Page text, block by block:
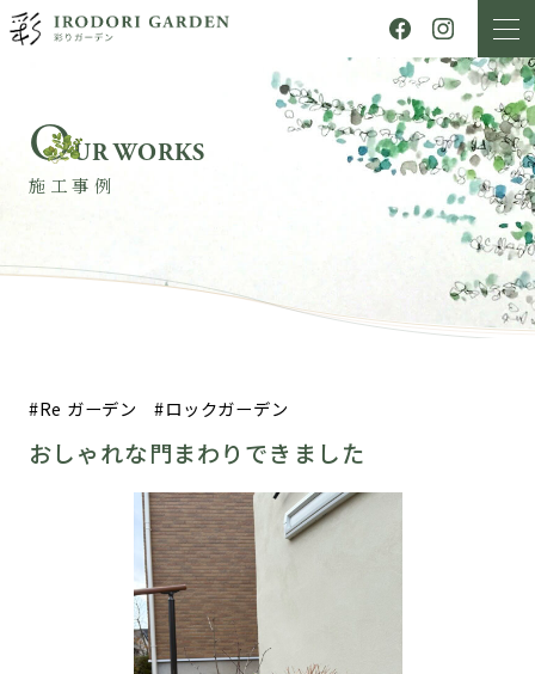
OUR WORKS
施工事例
Re ガーデン ロックガーデン
おしゃれな門まわりできました